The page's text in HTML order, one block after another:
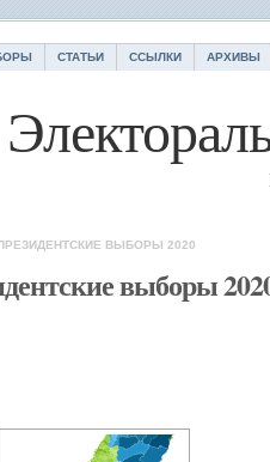
СТАТЬИ ССЫЛКИ АРХИВЫ
ВЫБОРЫ 2020
выборы